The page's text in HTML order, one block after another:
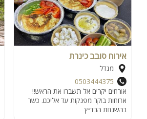
אירוח סובב כינרת
מגדל
0503444375
אורחים יקרים אל תשברו את הראש!!
ארוחות בוקר מפנקות עד אליכם. כשר
בהשגחת הבד״ץ